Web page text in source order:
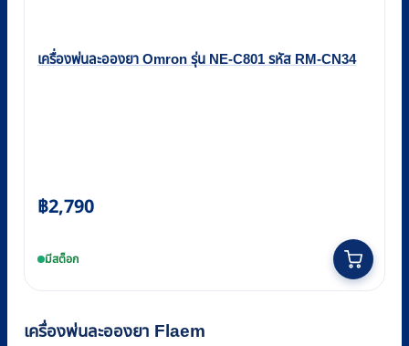
เครื่องพ่นละอองยา Omron รุ่น NE-C801 รหัส RM-CN34
฿2,790
มีสต็อก
เครื่องพ่นละอองยา Flaem